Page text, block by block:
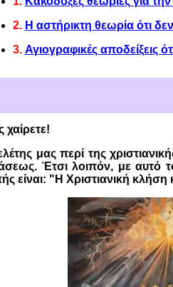
2. Η αστήρικτη θεωρία ότι
3. Αγιογραφικές αποδείξεις
χαίρετε!
μας περί της
Έτσι λοιπόν, με αυτό
είναι: "Η Χριστιανική